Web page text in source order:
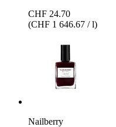
CHF 24.70
(CHF 1 646.67 / l)
Nailberry